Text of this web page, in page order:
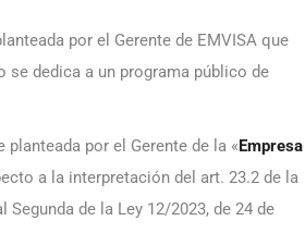
por el Gerente de EMVISA que
se dedica a un programa público de
por el Gerente de la « Empresa
a la interpretación del art. 23.2 de la
de la Ley 12/2023, de 24 de